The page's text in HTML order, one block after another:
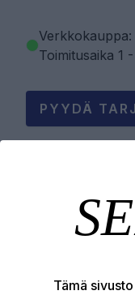
Verkkokauppa:
Toimitusaika 1
PYYDÄ
Tämä